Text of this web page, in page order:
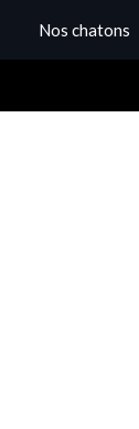
Nos chatons